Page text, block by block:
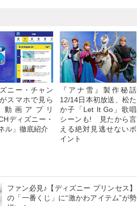
ズニー・チャン
スマホで見ら
動画アプリ
ディズニー・
ル」徹底紹介
『アナ雪』製作秘話
12/14日本初放送、松た
か子「Let It Go」歌唱
シーンも! 見たから言
える絶対見逃せないポ
イント
ファン必見♪【ディズニー プリンセス】
の「一番くじ」に“激かわアイテム”が勢